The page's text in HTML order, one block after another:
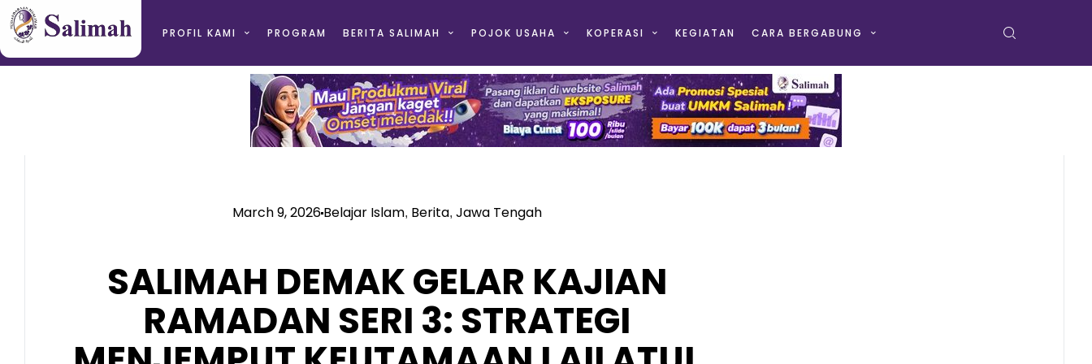
PROFIL KAMI PROGRAM BERITA SALIMAH POJOK USAHA KOPERASI KEGIATAN CARA BERGABUNG
March 9, 2026Belajar Islam, Berita, Jawa Tengah
SALIMAH DEMAK GELAR KAJIAN
RAMADAN SERI 3: STRATEGI